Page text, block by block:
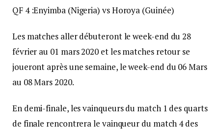
QF 4 :Enyimba (Nigeria) vs Horoya (Guinée)
Les matches aller débuteront le week-end du 28
février au 01 mars 2020 et les matches retour se
joueront après une semaine, le week-end du 06 Mars
au 08 Mars 2020.
En demi-finale, les vainqueurs du match 1 des quarts
de finale rencontrera le vainqueur du match 4 des